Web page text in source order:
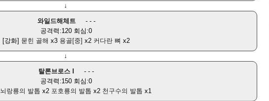
↓
와일드해체트
- - -
공격력:120 회심:0
[강화] 묻힌 골해 x3 용골[중] x2 커다란 뼈 x2
↓
탈론브로스 I
- - -
공격력:150 회심:0
뇌랑룡의 발톱 x2 포호룡의 발톱 x2 천구수의 발톱 x1